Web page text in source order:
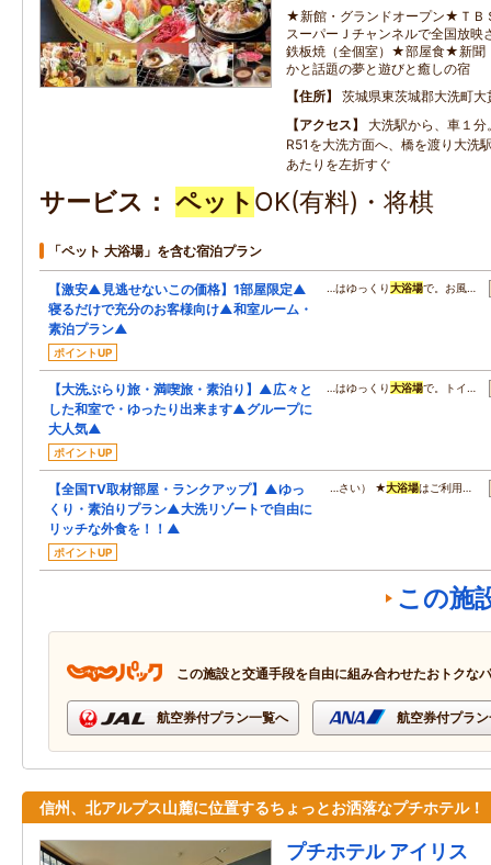
★新館・グランドオープン★ＴＢ
スーパーＪチャンネルで全国放映
鉄板焼（全個室）★部屋食★新聞
かと話題の夢と遊びと癒しの宿
住所
茨城県東茨城郡大洗町大
アクセス
大洗駅から、車１
R51を大洗方面へ、橋を渡り大洗
あたりを左折すぐ
サービス ペット OK(有料)・将棋
「ペット 大浴場」を含む宿泊プラン
【激安▲見逃せないこの価格】1部屋限定▲
寝るだけで充分のお客様向け▲和室ルーム・
素泊プラン▲
ポイントUP
…はゆっくり大浴場で。お風…
【大洗ぶらり旅・満喫旅・素泊り】▲広々と
した和室で・ゆったり出来ます▲グループに
大人気▲
ポイントUP
…はゆっくり大浴場で。トイ…
【全国TV取材部屋・ランクアップ】▲ゆっ
くり・素泊りプラン▲大洗リゾートで自由に
リッチな外食を！！▲
ポイントUP
…さい） ★大浴場はご利用…
この施
この施設と交通手段を自由に組み合わせたおトクな
航空券付プラン一覧へ 航空券付プラ
信州、北アルプス山麓に位置するちょっとお洒落なプチホテル！
プチホテル アイリス